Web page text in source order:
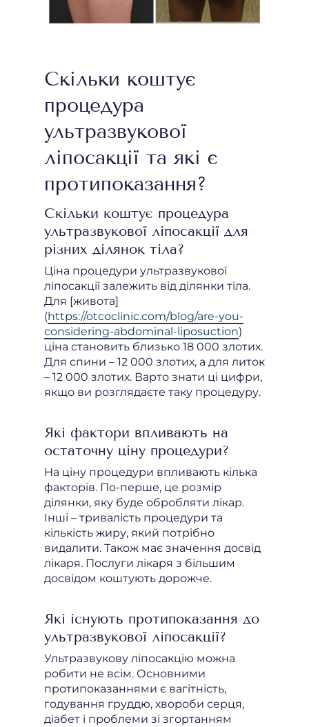
Скільки коштує
процедура
ультразвукової
ліпосакції та які є
протипоказання?
Скільки коштує процедура
ультразвукової ліпосакції для
різних ділянок тіла?
Ціна процедури ультразвукової
ліпосакції залежить від ділянки тіла.
Для [живота]
(https://otcoclinic.com/blog/are-you-
considering-abdominal-liposuction)
ціна становить близько 18 000 злотих.
Для спини – 12 000 злотих, а для литок
– 12 000 злотих. Варто знати ці цифри,
якщо ви розглядаєте таку процедуру.
Які фактори впливають на
остаточну ціну процедури?
На ціну процедури впливають кілька
факторів. По-перше, це розмір
ділянки, яку буде обробляти лікар.
Інші – тривалість процедури та
кількість жиру, який потрібно
видалити. Також має значення досвід
лікаря. Послуги лікаря з більшим
досвідом коштують дорожче.
Які існують протипоказання до
ультразвукової ліпосакції?
Ультразвукову ліпосакцію можна
робити не всім. Основними
протипоказаннями є вагітність,
годування груддю, хвороби серця,
діабет і проблеми зі згортанням